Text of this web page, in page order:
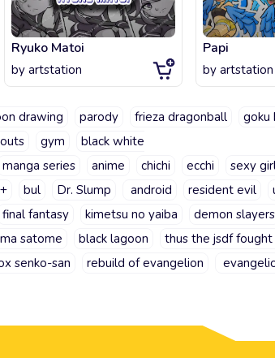
Ryuko Matoi
by artstation
Papi
by artstation
drawing parody frieza dragonball goku
gym
black white
manga series anime chichi ecchi sexy
bul Dr. Slump android resident evil
final fantasy kimetsu no yaiba demon slayers
satome black lagoon thus the jsdf
senko-san rebuild of evangelion